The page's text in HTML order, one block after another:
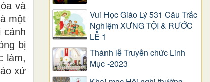
và
một
cảnh
bị
làm,
xứ
Vui Học Giáo Lý 531 Câu Trắc
Nghiệm XƯNG TỘI & RƯỚC
LỄ 1
Thánh lễ Truyền chức Linh
Mục -2023